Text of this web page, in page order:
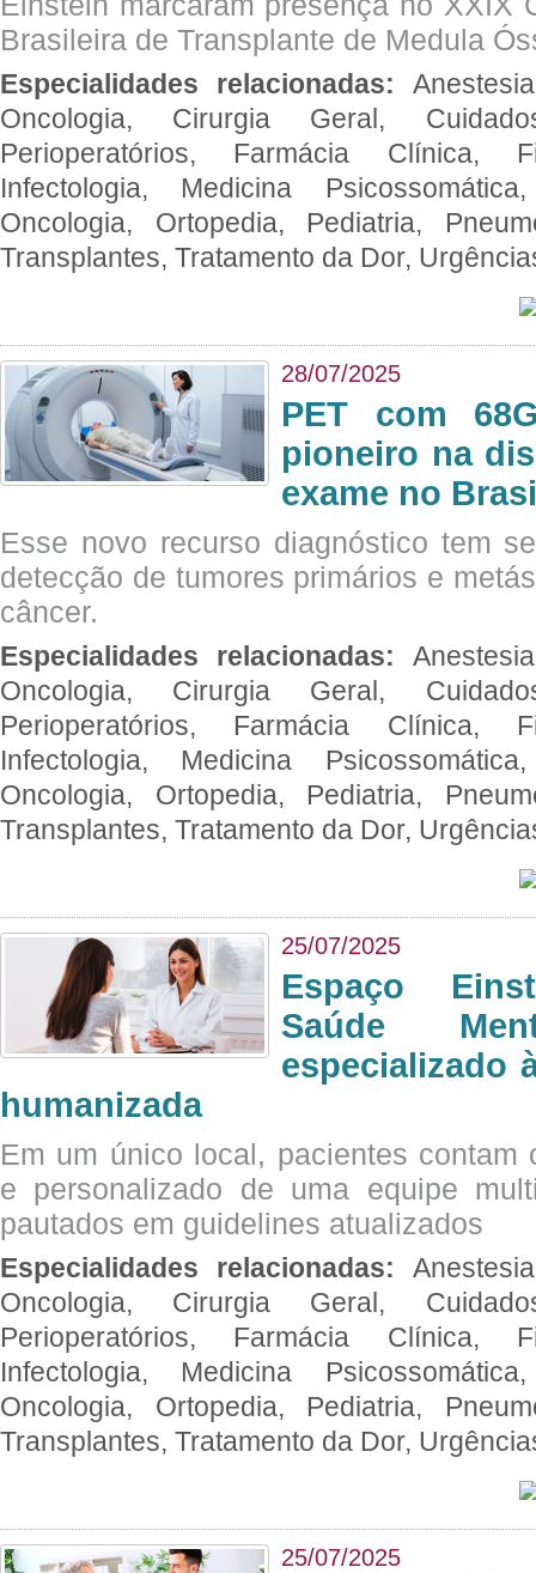
Brasileira de Transplante de Medula
Especialidades relacionadas:
Oncologia, Cirurgia Geral,
Perioperatórios, Farmácia Clínica,
Infectologia, Medicina
Oncologia, Ortopedia, Pediatria,
Transplantes, Tratamento da Dor,
28/07/2025
PET com
pioneiro na
exame no
Esse novo recurso diagnóstico tem
detecção de tumores primários e
câncer.
Especialidades relacionadas:
Oncologia, Cirurgia Geral,
Perioperatórios, Farmácia Clínica,
Infectologia, Medicina
Oncologia, Ortopedia, Pediatria,
Transplantes, Tratamento da Dor,
25/07/2025
Espaço
Saúde
especializado
humanizada
Em um único local, pacientes contam
e personalizado de uma equipe
pautados em guidelines atualizados
Especialidades relacionadas:
Oncologia, Cirurgia Geral,
Perioperatórios, Farmácia Clínica,
Infectologia, Medicina
Oncologia, Ortopedia, Pediatria,
Transplantes, Tratamento da Dor,
25/07/2025